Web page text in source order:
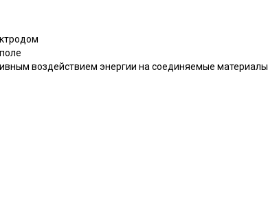
воздействием энергии на соединяемые материалы